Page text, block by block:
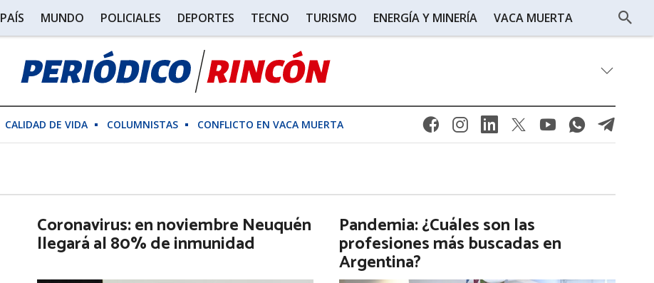
PAÍS MUNDO POLICIALES DEPORTES TECNO TURISMO ENERGÍA Y MINERÍA VACA MUERTA
CALIDAD DE VIDA COLUMNISTAS CONFLICTO EN VACA MUERTA
Coronavirus: en noviembre Neuquén
llegará al 80% de inmunidad
Pandemia: ¿Cuáles son las
profesiones más buscadas en
Argentina?